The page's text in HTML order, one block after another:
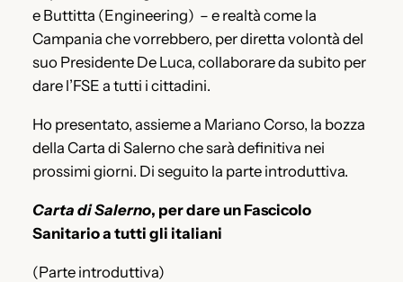
e Buttitta (Engineering) – e realtà come la
Campania che vorrebbero, per diretta volontà del
suo Presidente De Luca, collaborare da subito per
dare l’FSE a tutti i cittadini.
Ho presentato, assieme a Mariano Corso, la bozza
della Carta di Salerno che sarà definitiva nei
prossimi giorni. Di seguito la parte introduttiva.
Carta di Salerno, per dare un Fascicolo
Sanitario a tutti gli italiani
(Parte introduttiva)